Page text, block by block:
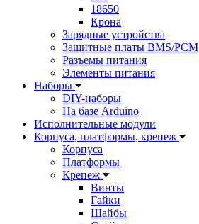
18650
Крона
Зарядные устройства
Защитные платы BMS/PCM
Разъемы питания
Элементы питания
Наборы
DIY-наборы
На базе Arduino
Исполнительные модули
Корпуса, платформы, крепеж
Корпуса
Платформы
Крепеж
Винты
Гайки
Шайбы